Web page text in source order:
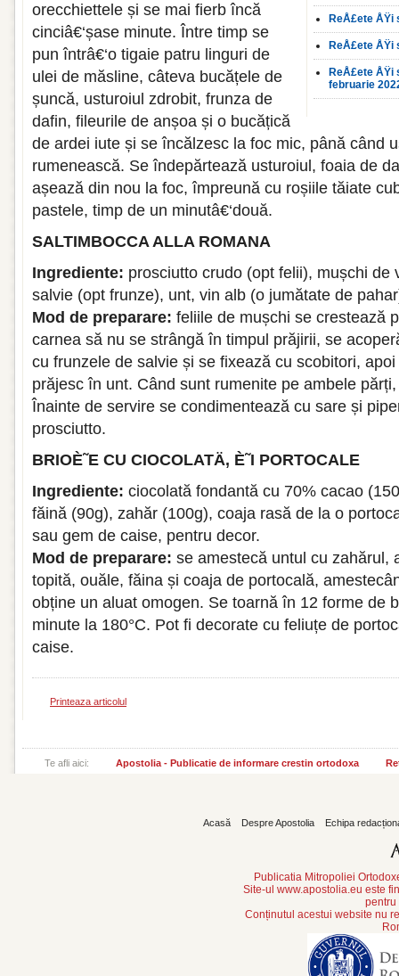
ReÅ£ete ÅŸi
ReÅ£ete ÅŸi
ReÅ£ete
februarie
orecchiettele și se mai fierb încă
cinciâ€‘șase minute. Între timp se
pun întrâ€‘o tigaie patru linguri de
ulei de măsline, câteva bucățele de
șuncă, usturoiul zdrobit, frunza de
dafin, fileurile de anșoa și o bucățică
de ardei iute și se încălzesc la foc mic, până când
rumenească. Se îndepărtează usturoiul, foaia de
așează din nou la foc, împreună cu roșiile tăiate
pastele, timp de un minutâ€‘două.
SALTIMBOCCA ALLA ROMANA
Ingrediente: prosciutto crudo (opt felii), mușchi de
salvie (opt frunze), unt, vin alb (o jumătate de
Mod de preparare: feliile de mușchi se crestează
carnea să nu se strângă în timpul prăjirii, se
cu frunzele de salvie și se fixează cu scobitori,
prăjesc în unt. Când sunt rumenite pe ambele
Înainte de servire se condimentează cu sare și
prosciutto.
BRIOÈ˜E CU CIOCOLATÄ‚ È˜I PORTOCALE
Ingrediente: ciocolată fondantă cu 70% cacao
făină (90g), zahăr (100g), coaja rasă de la o
sau gem de caise, pentru decor.
Mod de preparare: se amestecă untul cu zahărul,
topită, ouăle, făina și coaja de portocală,
obține un aluat omogen. Se toarnă în 12 forme de
minute la 180°C. Pot fi decorate cu feliuțe de
caise.
Printeaza articolul
Te afli aici: Apostolia - Publicatie de informare crestin ortodoxa
Acasă Despre Apostolia Echipa
Publicatia Mitropoliei
Site-ul www.apostolia.eu este
pentru
Conținutul acestui website nu